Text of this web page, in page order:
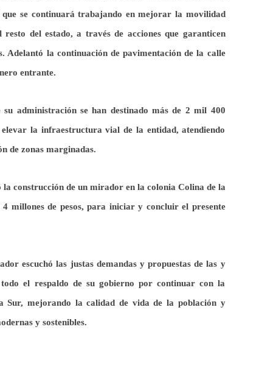
que se continuará trabajando en mejorar la movilidad
del estado, a través de acciones que garanticen
Adelantó la continuación depavimentación dela calle
entrante.
su administración se han destinado más de 2 mil 400
la infraestructura vial de la entidad, atendiendo
de zonas marginadas.
la construcción de un miradoren la colonia Colina de la
4 millones de pesos, para iniciar y concluir el presente
escuchó las justas demandas y propuestas de las y
el respaldo de su gobierno por continuar con la
Sur, mejorando la calidad de vida de la población y
y sostenibles.